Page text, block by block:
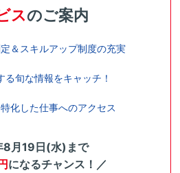
スのご案内
＆スキルアップ制度の充実
る旬な情報をキャッチ！
化した仕事へのアクセス
月19日(水)まで
になるチャンス！／